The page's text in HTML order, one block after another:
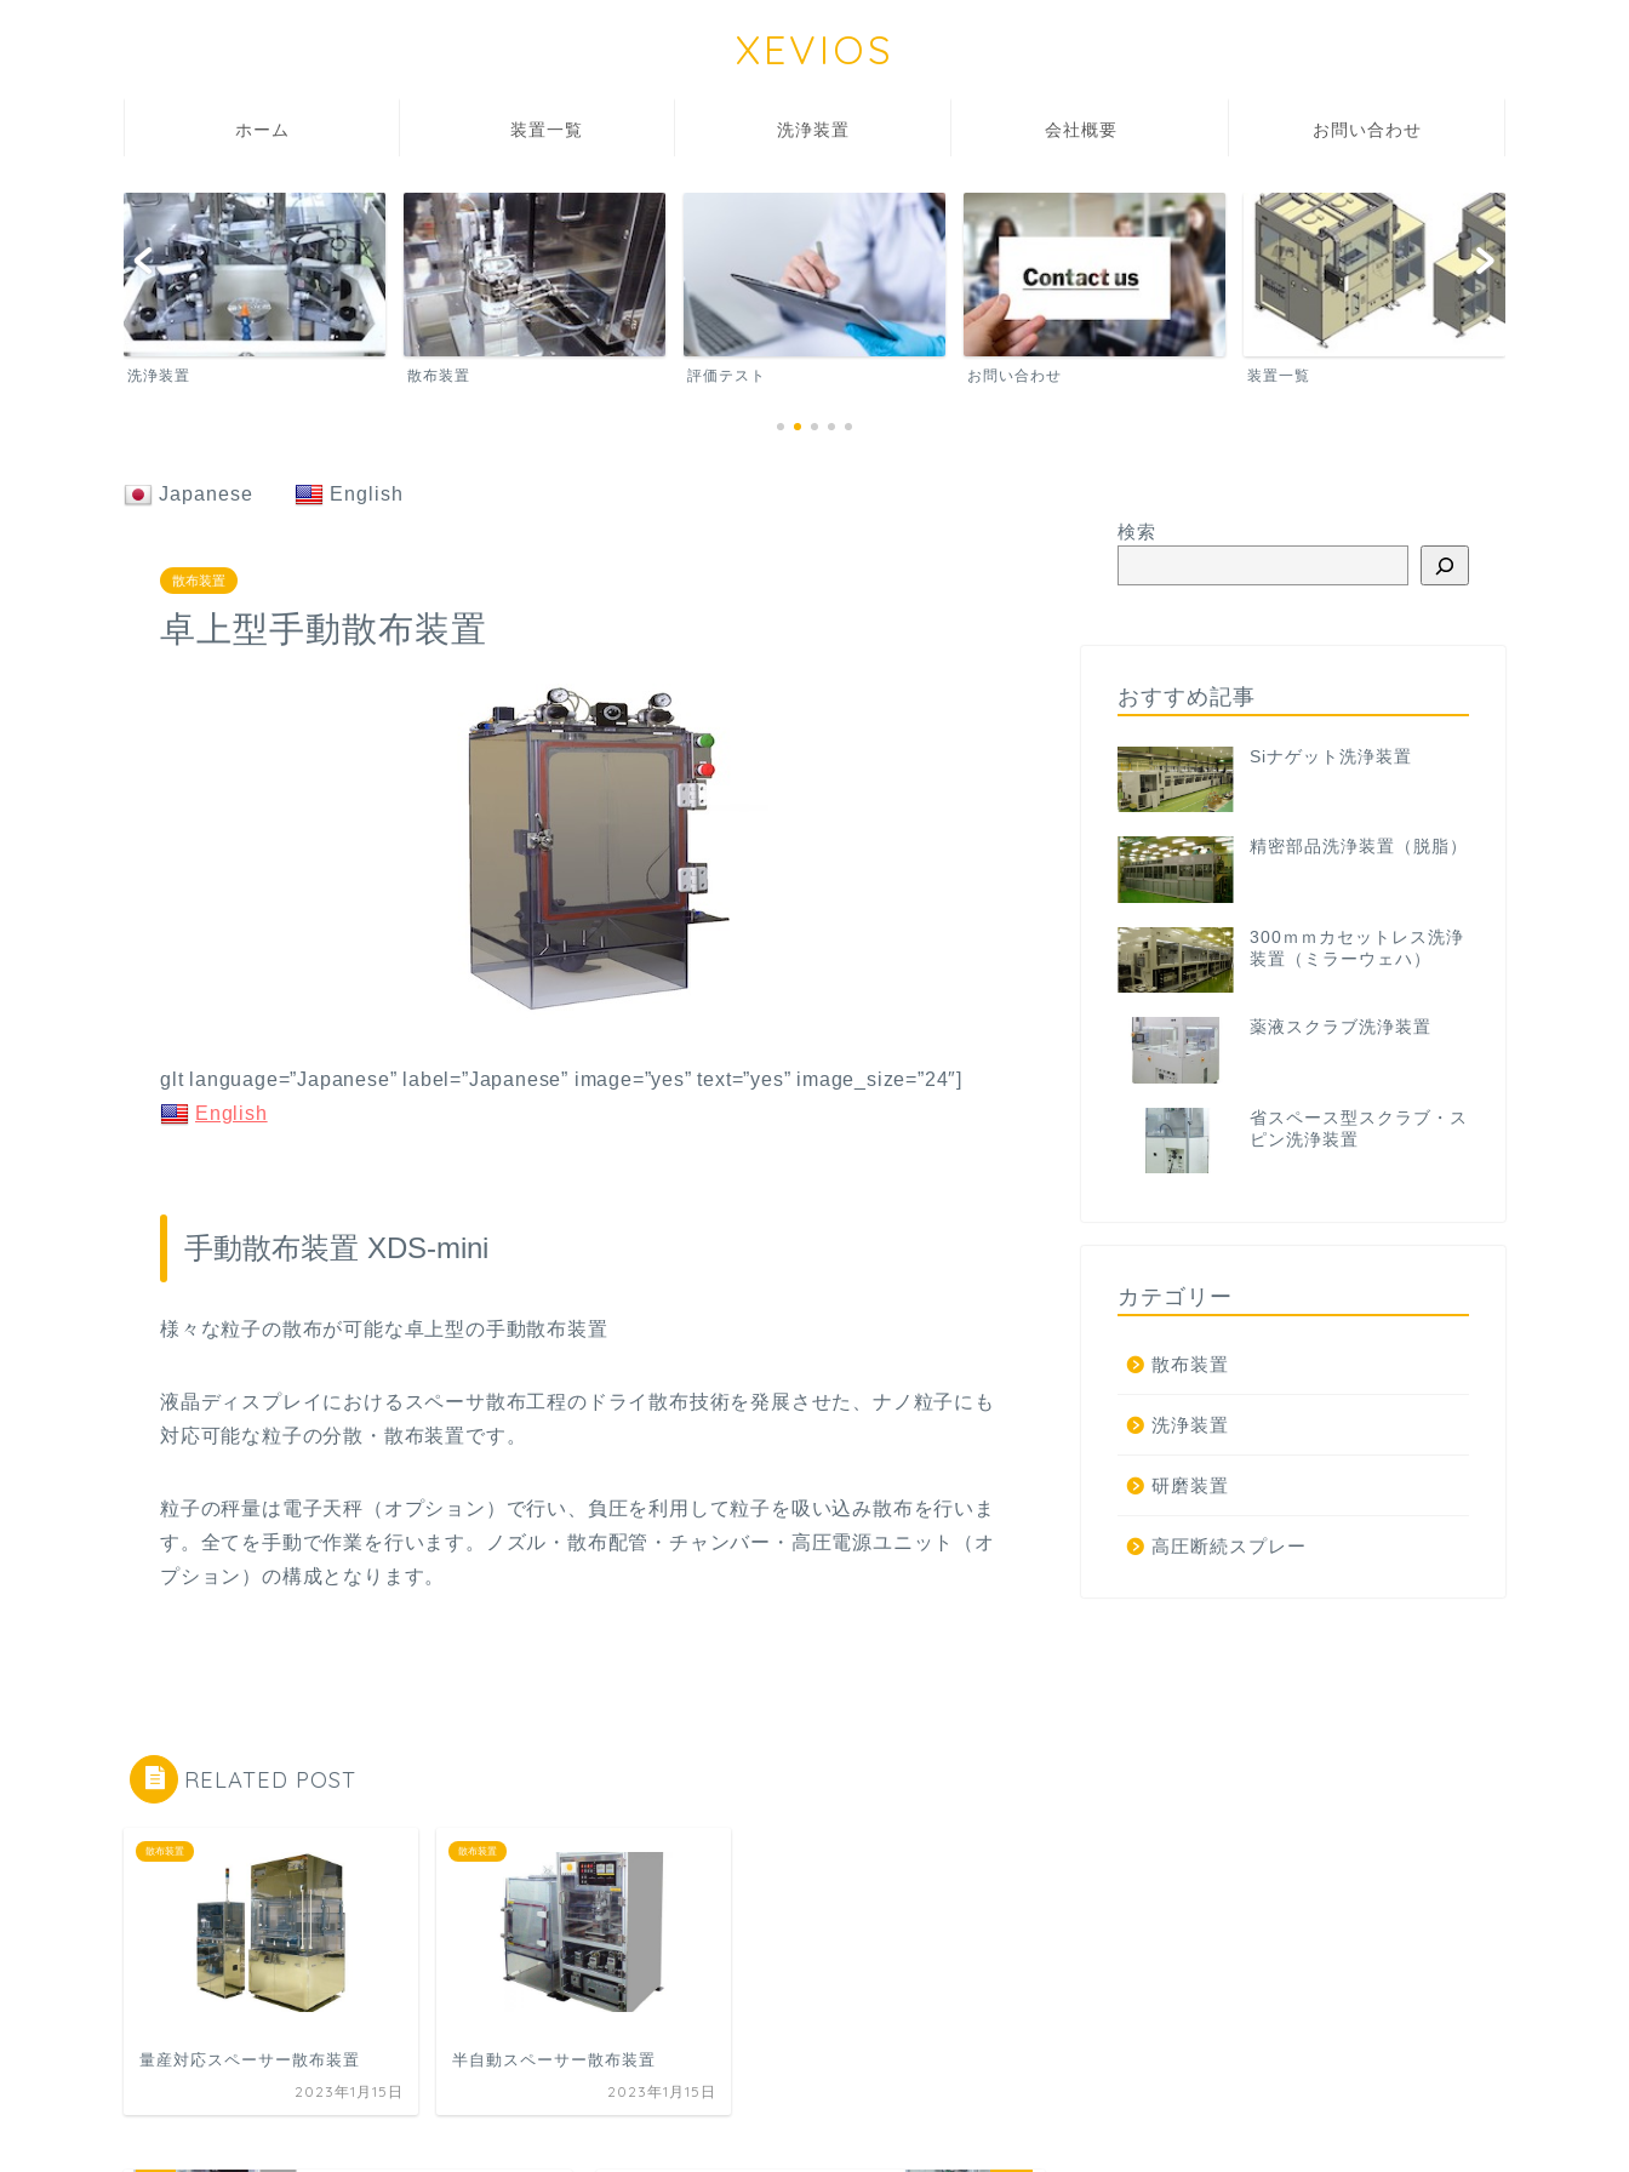
XEVIOS
ホーム 装置一覧 洗浄装置 会社概要 お問い合わせ
洗浄装置 散布装置 評価テスト お問い合わせ 装置一覧
Japanese English
散布装置
卓上型手動散布装置
glt language=”Japanese” label=”Japanese” image=”yes” text=”yes” image_size=”24″]
English
手動散布装置 XDS-mini
様々な粒子の散布が可能な卓上型の手動散布装置
液晶ディスプレイにおけるスペーサ散布工程のドライ散布技術を発展させた、ナノ粒子にも
対応可能な粒子の分散・散布装置です。
粒子の秤量は電子天秤（オプション）で行い、負圧を利用して粒子を吸い込み散布を行いま
す。全てを手動で作業を行います。ノズル・散布配管・チャンバー・高圧電源ユニット（オ
プション）の構成となります。
RELATED POST
散布装置
量産対応スペーサー散布装置
2023年1月15日
散布装置
半自動スペーサー散布装置
2023年1月15日
検索
おすすめ記事
Siナゲット洗浄装置
精密部品洗浄装置（脱脂）
300ｍｍカセットレス洗浄
装置（ミラーウェハ）
薬液スクラブ洗浄装置
省スペース型スクラブ・ス
ピン洗浄装置
カテゴリー
散布装置
洗浄装置
研磨装置
高圧断続スプレー